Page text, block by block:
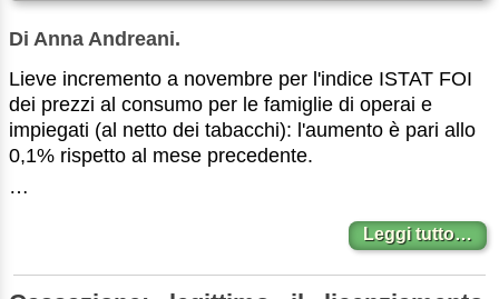
Di Anna Andreani.
Lieve incremento a novembre per l'indice ISTAT FOI
dei prezzi al consumo per le famiglie di operai e
impiegati (al netto dei tabacchi): l'aumento è pari allo
0,1% rispetto al mese precedente.
…
Leggi tutto…